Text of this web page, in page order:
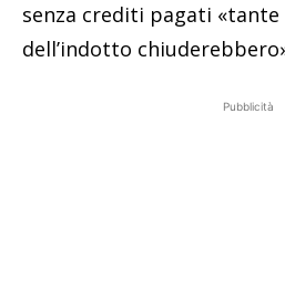
senza crediti pagati
dell’indotto
Pubblicità